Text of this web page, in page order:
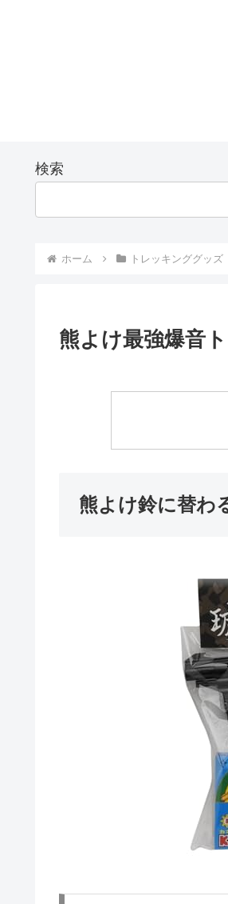
検索
ホーム トレッキンググッズ
熊よけ最強爆音
熊よけ鈴に替わ